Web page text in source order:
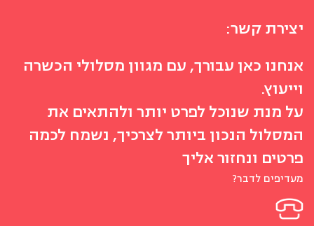
יצירת קשר:
אנחנו כאן עבורך, עם מגוון מסלולי הכשרה
וייעוץ.
על מנת שנוכל לפרט יותר ולהתאים את
המסלול הנכון ביותר לצרכיך, נשמח לכמה
פרטים ונחזור אליך
מעדיפים לדבר?